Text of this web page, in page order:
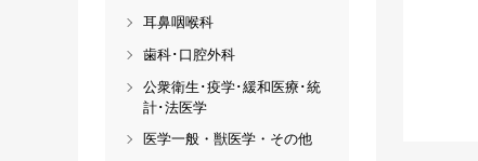
耳鼻咽喉科
歯科･口腔外科
公衆衛生･疫学･緩和医療･統
計･法医学
医学一般・獣医学・その他